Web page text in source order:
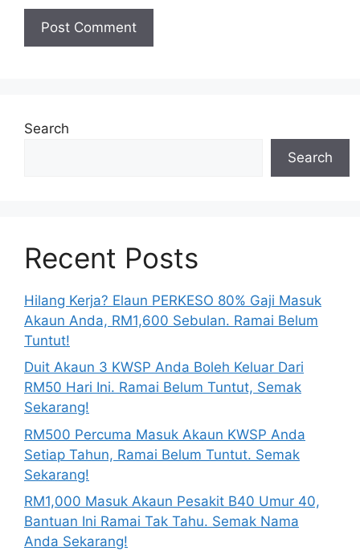
Search
Search
Recent Posts
Hilang Kerja? Elaun PERKESO 80% Gaji Masuk
Akaun Anda, RM1,600 Sebulan. Ramai Belum
Tuntut!
Duit Akaun 3 KWSP Anda Boleh Keluar Dari
RM50 Hari Ini. Ramai Belum Tuntut, Semak
Sekarang!
RM500 Percuma Masuk Akaun KWSP Anda
Setiap Tahun, Ramai Belum Tuntut. Semak
Sekarang!
RM1,000 Masuk Akaun Pesakit B40 Umur 40,
Bantuan Ini Ramai Tak Tahu. Semak Nama
Anda Sekarang!